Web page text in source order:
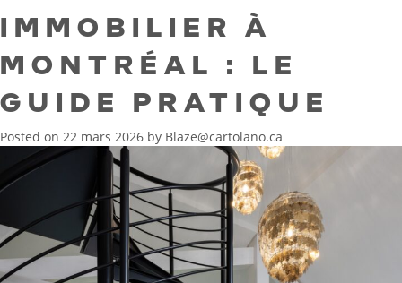
IMMOBILIER À
MONTRÉAL : LE
GUIDE PRATIQUE
Posted on 22 mars 2026 by Blaze@cartolano.ca